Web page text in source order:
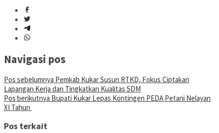
Navigasi pos
Pos sebelumnya Pemkab Kukar Susun RTKD, Fokus Ciptakan
Lapangan Kerja dan Tingkatkan Kualitas SDM
Pos berikutnya Bupati Kukar Lepas Kontingen PEDA Petani Nelayan
XI Tahun
Pos terkait